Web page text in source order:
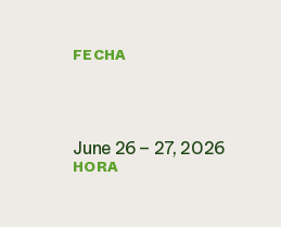
FECHA
June 26 – 27, 2026
HORA